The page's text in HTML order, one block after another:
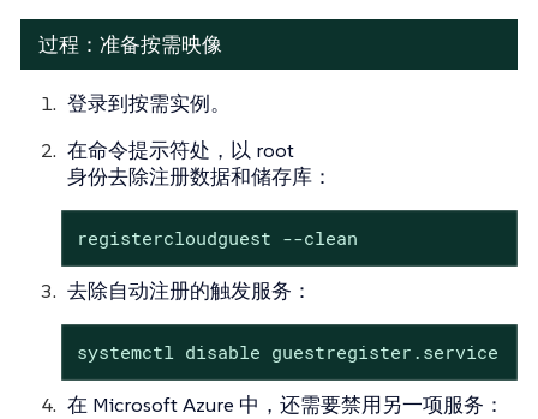
过程：准备按需映像
登录到按需实例。
在命令提示符处，以 root
身份去除注册数据和储存库：
registercloudguest --clean
去除自动注册的触发服务：
systemctl disable guestregister.service
在 Microsoft Azure 中，还需要禁用另一项服务：